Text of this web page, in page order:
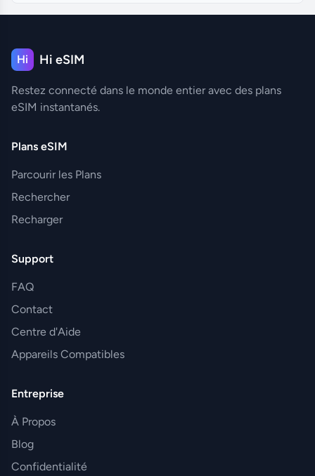
Hi Hi eSIM
Restez connecté dans le monde entier avec des plans
eSIM instantanés.
Plans eSIM
Parcourir les Plans
Rechercher
Recharger
Support
FAQ
Contact
Centre d'Aide
Appareils Compatibles
Entreprise
À Propos
Blog
Confidentialité